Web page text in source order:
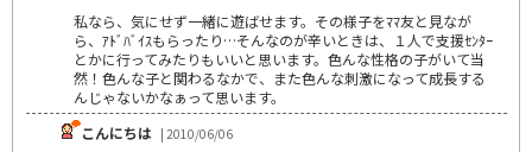
私なら、気にせず一緒に遊ばせます。その様子をﾏﾏ友と見なが
ら、ｱﾄﾞﾊﾞｲｽもらったり…そんなのが辛いときは、１人で支援ｾﾝﾀｰ
とかに行ってみたりもいいと思います。色んな性格の子がいて当
然！色んな子と関わるなかで、また色んな刺激になって成長する
んじゃないかなぁって思います。
こんにちは | 2010/06/06